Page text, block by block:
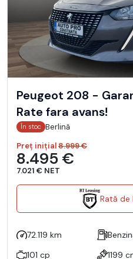
Peugeot 208 -
Rate fara avans!
În stoc Berlină
Preț inițial8.999 €
8.495 €
7.021 € NET
Rată de
72.119 km
101 cp
1199